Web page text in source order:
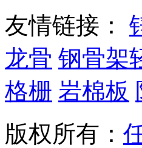
友情链接：
龙骨 钢骨架
格栅 岩棉板
版权所有：